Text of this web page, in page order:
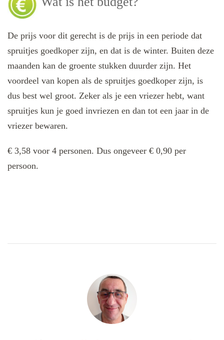
De prijs voor dit gerecht is de prijs in een periode dat
spruitjes goedkoper zijn, en dat is de winter. Buiten deze
maanden kan de groente stukken duurder zijn. Het
voordeel van kopen als de spruitjes goedkoper zijn, is
dus best wel groot. Zeker als je een vriezer hebt, want
spruitjes kun je goed invriezen en dan tot een jaar in de
vriezer bewaren.
€ 3,58 voor 4 personen. Dus ongeveer € 0,90 per
persoon.